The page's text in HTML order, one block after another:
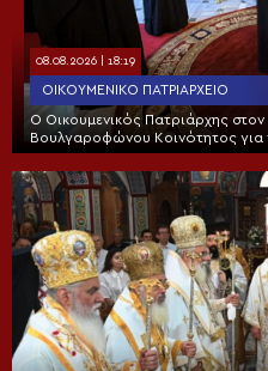
08.08.2026 | 18:19
ΟΙΚΟΥΜΕΝΙΚΌ ΠΑΤΡΙΑΡΧΕΊΟ
Ο Οικουμενικός Πατριάρχης
Βουλγαροφώνου Κοινότητος για